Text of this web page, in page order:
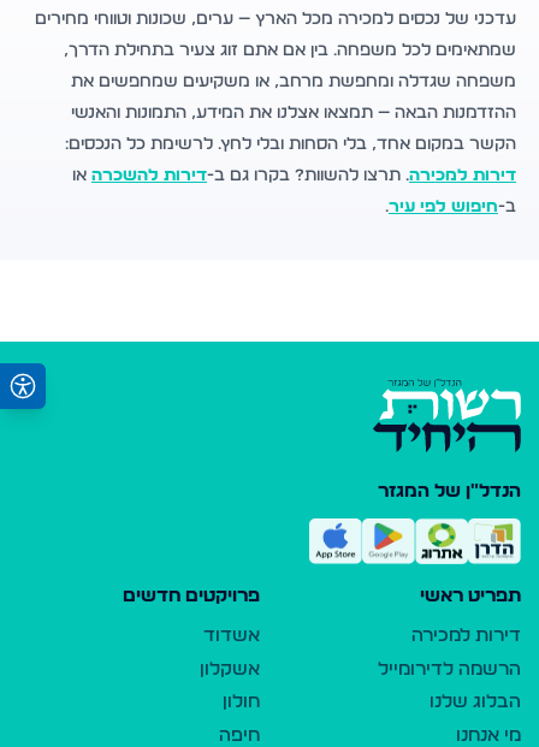
עדכני של נכסים למכירה מכל הארץ — ערים, שכונות וטווחי מחירים
שמתאימים לכל משפחה. בין אם אתם זוג צעיר בתחילת הדרך,
משפחה שגדלה ומחפשת מרחב, או משקיעים שמחפשים את
ההזדמנות הבאה — תמצאו אצלנו את המידע, התמונות והאנשי
הקשר במקום אחד, בלי הסחות ובלי לחץ. לרשימת כל הנכסים:
דירות למכירה. תרצו להשוות? בקרו גם ב-דירות להשכרה או
ב-חיפוש לפי עיר.
הנדל"ן של המגזר
תפריט ראשי
דירות למכירה
הרשמה לדירומייל
הבלוג שלנו
מי אנחנו
פרויקטים חדשים
אשדוד
אשקלון
חולון
חיפה